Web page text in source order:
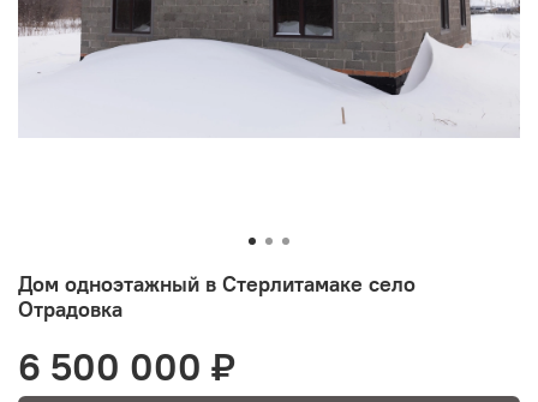
Дом одноэтажный в Стерлитамаке село
Отрадовка
6 500 000 ₽